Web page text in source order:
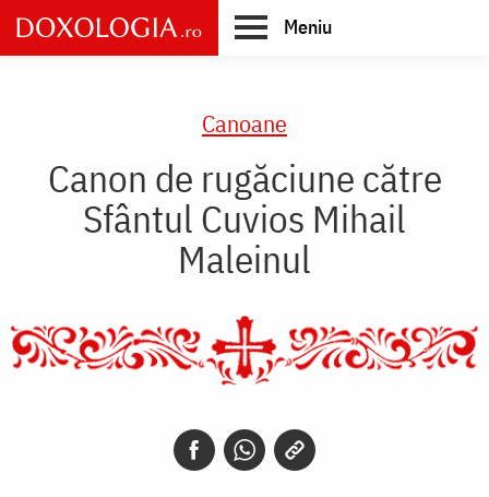
Skip
to
main
Meniu
Canoane
Canon de rugăciune către
Sfântul Cuvios Mihail
Maleinul